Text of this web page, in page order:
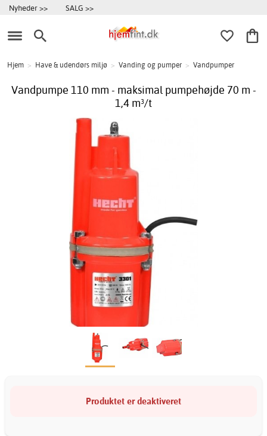
Nyheder >> SALG >>
Hjem > Have & udendørs miljø > Vanding og pumper > Vandpumper
Vandpumpe 110 mm - maksimal pumpehøjde 70 m -
1,4 m³/t
Produktet er deaktiveret